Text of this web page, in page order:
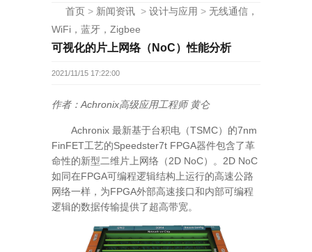
首页 > 新闻资讯 > 设计与应用 > 无线通信，
WiFi，蓝牙，Zigbee
可视化的片上网络（NoC）性能分析
2021/11/15 17:22:00
作者：Achronix高级应用工程师 黄仑
Achronix 最新基于台积电（TSMC）的7nm
FinFET工艺的Speedster7t FPGA器件包含了革
命性的新型二维片上网络（2D NoC）。2D NoC
如同在FPGA可编程逻辑结构上运行的高速公路
网络一样，为FPGA外部高速接口和内部可编程
逻辑的数据传输提供了超高带宽。